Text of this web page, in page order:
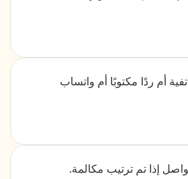
أم ردًا مكتوبًا أم واتساب
إذا تم ترتيب مكالمة.